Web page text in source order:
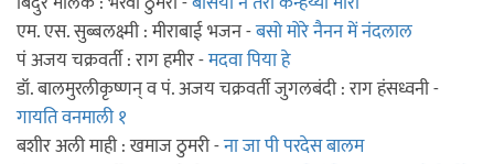
एम. एस. सुब्बलक्ष्मी : मीराबाई भजन -बसो मोरे नैनन में नंदलाल
पं अजय चक्रवर्ती : राग हमीर -मदवा पिया हे
डॉ. बालमुरलीकृष्णन् व पं. अजय चक्रवर्ती जुगलबंदी : राग हंसध्वनी -
गायति वनमाली १
बशीर अली माही : खमाज ठुमरी -ना जा पी परदेस बालम